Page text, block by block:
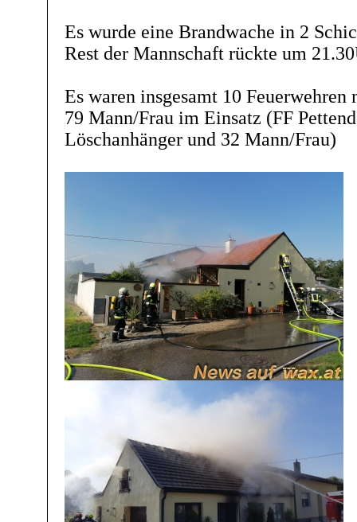
Es wurde eine Brandwache in 2
Rest der Mannschaft rückte um
Es waren insgesamt 10 Feuerwehren
79 Mann/Frau im Einsatz (FF
Löschanhänger und 32 Mann/Frau)